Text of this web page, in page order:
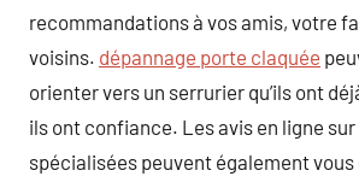
recommandations à vos amis, votre
voisins. dépannage porte claquée
orienter vers un serrurier qu’ils ont
ils ont confiance. Les avis en ligne
spécialisées peuvent également vous